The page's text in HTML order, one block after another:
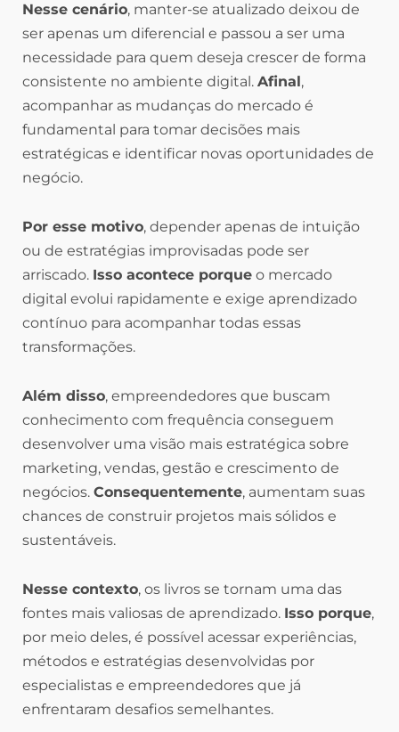
Nesse cenário, manter-se atualizado deixou de
ser apenas um diferencial e passou a ser uma
necessidade para quem deseja crescer de forma
consistente no ambiente digital. Afinal ,
acompanhar as mudanças do mercado é
fundamental para tomar decisões mais
estratégicas e identificar novas oportunidades de
negócio.
Por esse motivo, depender apenas de intuição
ou de estratégias improvisadas pode ser
arriscado. Isso acontece porque o mercado
digital evolui rapidamente e exige aprendizado
contínuo para acompanhar todas essas
transformações.
Além disso, empreendedores que buscam
conhecimento com frequência conseguem
desenvolver uma visão mais estratégica sobre
marketing, vendas, gestão e crescimento de
negócios. Consequentemente, aumentam suas
chances de construir projetos mais sólidos e
sustentáveis.
Nesse contexto, os livros se tornam uma das
fontes mais valiosas de aprendizado. Isso porque,
por meio deles, é possível acessar experiências,
métodos e estratégias desenvolvidas por
especialistas e empreendedores que já
enfrentaram desafios semelhantes.